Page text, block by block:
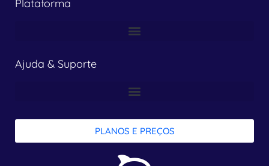
Plataforma
Ajuda & Suporte
PLANOS E PREÇOS